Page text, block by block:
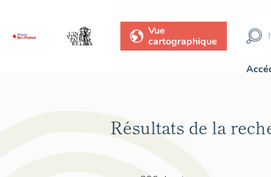
Vue
cartographique
Résultats de la